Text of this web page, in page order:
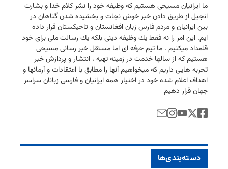
ما ایرانیان مسیحی هستیم كه وظیفه خود را نشر كلام خدا و بشارت
انجیل از طریق دادن خبر خوش نجات و بخشیده شدن گناهان در
بین ایرانیان و مردم فارس زبان افغانستان و تاجیكستان قرار داده
ایم. این امر را نه فقط یك وظیفه دینی بلكه یك رسالت ملی برای خود
قلمداد میكنیم . ما تیم حرفه ای اما مستقل خبر رسانی مسیحی
هستیم كه از سالها خدمت در زمینه تهیه ، انتشار و پردازش خبر
تجربه هایی داریم كه میخواهیم آنها را مطابق با اعتقادات و آرمانها و
اهداف اعلام شده خود در اختیار همه ایرانیان و فارسی زبانان سراسر
جهان قرار دهیم
دسته‌بندی‌ها